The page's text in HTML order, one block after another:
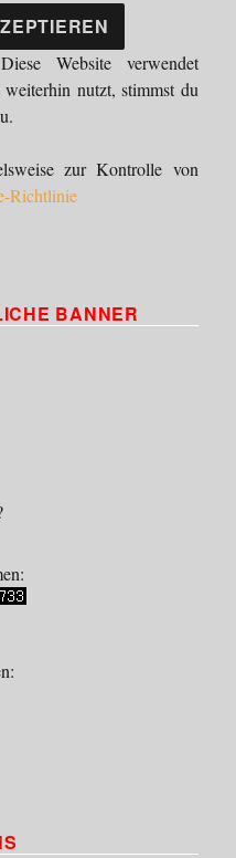
Website verwendet
nutzt, stimmst du
zur Kontrolle von
Richtlinie
BANNER